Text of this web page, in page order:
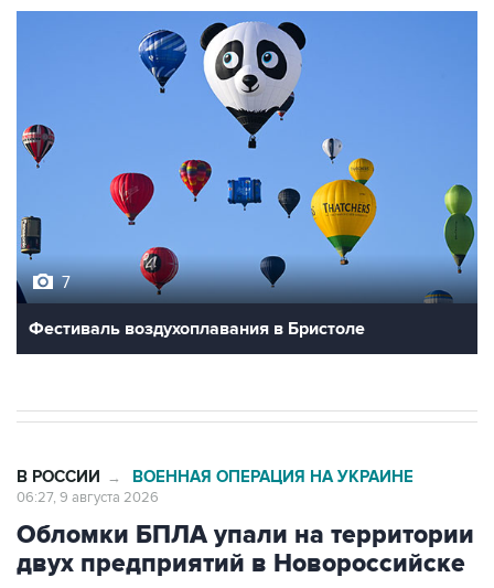
7
Фестиваль воздухоплавания в Бристоле
В РОССИИ → ВОЕННАЯ ОПЕРАЦИЯ НА УКРАИНЕ
06:27, 9 августа 2026
Обломки БПЛА упали на территории
двух предприятий в Новороссийске